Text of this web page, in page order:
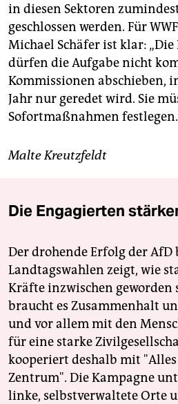
in diesen Sektoren
geschlossen werden. Für
Michael Schäfer ist klar:
dürfen die Aufgabe nicht
Kommissionen abschieben,
Jahr nur geredet wird. Sie
Sofortmaßnahmen
Malte Kreutzfeldt
Die Engagierten
Der drohende Erfolg der
Landtagswahlen zeigt, wie
Kräfte inzwischen geworden
braucht es Zusammenhalt
und vor allem mit den
für eine starke
kooperiert deshalb mit
Zentrum". Die Kampagne
linke, selbstverwaltete Orte